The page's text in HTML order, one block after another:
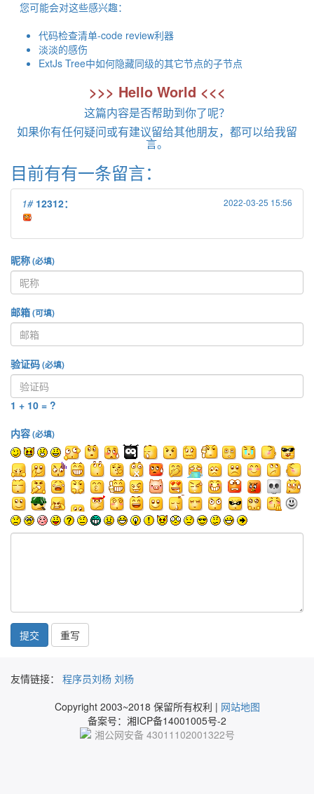
您可能会对这些感兴趣：
代码检查清单-code review利器
淡淡的感伤
ExtJs Tree中如何隐藏同级的其它节点的子节点
>>> Hello World <<<
这篇内容是否帮助到你了呢？
如果你有任何疑问或有建议留给其他朋友，都可以给我留
言。
目前有有一条留言：
1# 12312： 2022-03-25 15:56
昵称(必填)
邮箱(可填)
验证码(必填)
1 + 10 = ?
内容(必填)
提交
友情链接： 程序员刘杨 刘杨
Copyright 2003~2018 保留所有权利 | 网站地图
备案号：湘ICP备14001005号-2
湘公网安备 43011102001322号